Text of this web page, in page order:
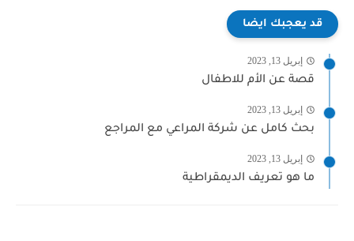
قد يعجبك ايضا
إبريل 13, 2023
قصة عن الأم للاطفال
إبريل 13, 2023
بحث كامل عن شركة المراعي مع المراجع
إبريل 13, 2023
ما هو تعريف الديمقراطية